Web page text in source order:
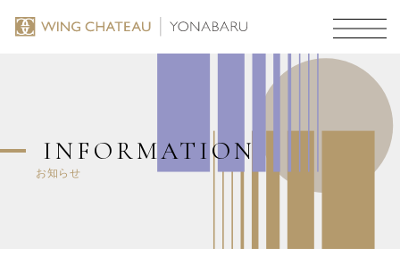
INFORMATION
お知らせ